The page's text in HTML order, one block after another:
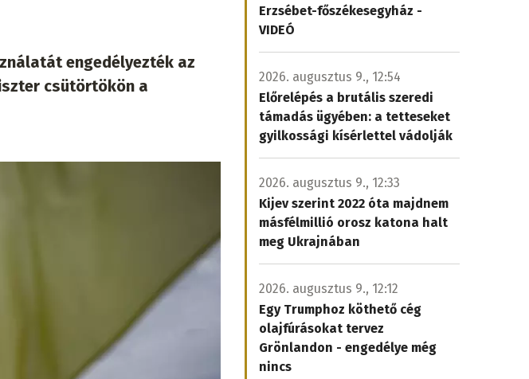
engedélyezték az
csütörtökön a
Erzsébet-főszékesegyház -
VIDEÓ
2026. augusztus 9., 12:54
Előrelépés a brutális szeredi
támadás ügyében: a tetteseket
gyilkossági kísérlettel vádolják
2026. augusztus 9., 12:33
Kijev szerint 2022 óta majdnem
másfélmillió orosz katona halt
meg Ukrajnában
2026. augusztus 9., 12:12
Egy Trumphoz köthető cég
olajfúrásokat tervez
Grönlandon - engedélye még
nincs